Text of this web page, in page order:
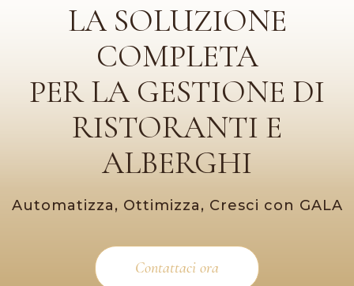
LA SOLUZIONE
COMPLETA
PER LA GESTIONE DI
RISTORANTI E
ALBERGHI
Automatizza, Ottimizza, Cresci con GALA
Contattaci ora